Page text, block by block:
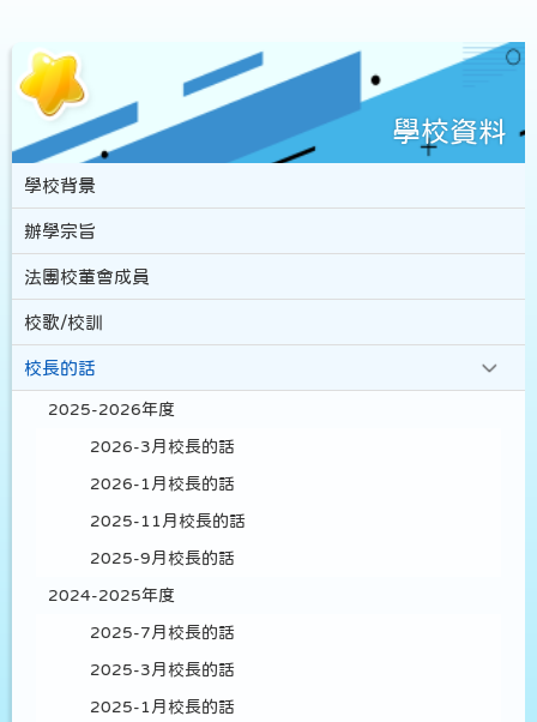
學校資料
學校背景
辦學宗旨
法團校董會成員
校歌/校訓
校長的話
2025-2026年度
2026-3月校長的話
2026-1月校長的話
2025-11月校長的話
2025-9月校長的話
2024-2025年度
2025-7月校長的話
2025-3月校長的話
2025-1月校長的話